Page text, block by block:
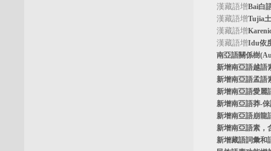
漢藏語增Bai白
漢藏語增Tujia
漢藏語增
漢藏語增Idu依
南亞語關係樹
新增南亞語越語
新增南亞語孟語
新增南亞語愛麗
新增南亞語莽-倈
新增南亞語崩龍
新增南亞語素，
新增藏語詞彙和